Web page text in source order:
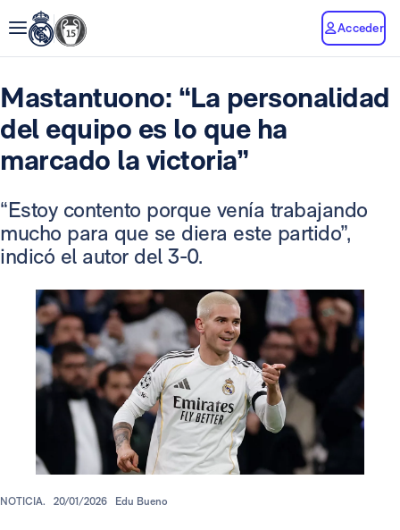
Acceder
Mastantuono: “La personalidad
del equipo es lo que ha
marcado la victoria”
“Estoy contento porque venía trabajando
mucho para que se diera este partido”,
indicó el autor del 3-0.
NOTICIA. 20/01/2026 Edu Bueno